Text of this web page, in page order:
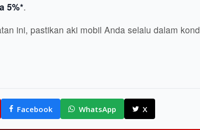
5%*.
ini, pastikan aki mobil Anda selalu dalam
Facebook WhatsApp X